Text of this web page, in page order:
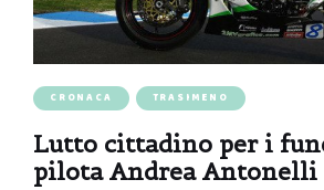
CRONACA TRASIMENO
Lutto cittadino per i
pilota Andrea Antonelli